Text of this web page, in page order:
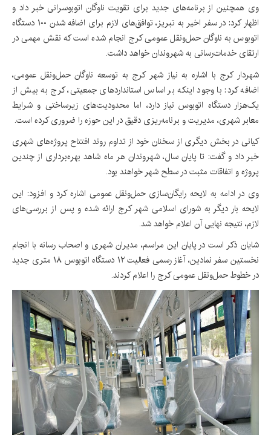
وی همچنین از برنامه‌های جدید برای تقویت ناوگان اتوبوسرانی خبر داد و
اظهار کرد: در سفر اخیر به تبریز، توافق‌های لازم برای اضافه شدن ۱۰۰ دستگاه
اتوبوس به ناوگان حمل‌ونقل عمومی کرج انجام شده است که نقش مهمی در
ارتقای خدمات‌رسانی به شهروندان خواهد داشت.
شهردار کرج با اشاره به نیاز شهر کرج به توسعه ناوگان حمل‌ونقل عمومی،
اضافه کرد: با وجود اینکه بر اساس استانداردهای جمعیتی، کرج به بیش از
یک‌هزار دستگاه اتوبوس نیاز دارد، اما محدودیت‌های زیرساختی و شرایط
معابر شهری، مدیریت و برنامه‌ریزی دقیق در این حوزه را ضروری کرده است.
کیانی در بخش دیگری از سخنان خود از تداوم روند افتتاح پروژه‌های شهری
خبر داد و گفت: تا پایان سال، شهروندان هر ماه شاهد بهره‌برداری از چندین
پروژه و اتفاقات مثبت در سطح شهر خواهند بود.
وی در ادامه به لایحه رایگان‌سازی حمل‌ونقل عمومی اشاره کرد و افزود: این
لایحه بار دیگر به شورای اسلامی شهر کرج ارائه شده و پس از بررسی‌های
لازم، نتیجه نهایی آن اعلام خواهد شد.
شایان ذکر است در پایان این مراسم، مدیران شهری و اصحاب رسانه با انجام
نخستین سفر نمادین، آغاز رسمی فعالیت ۱۲ دستگاه اتوبوس ۱۸ متری جدید
در خطوط حمل‌ونقل عمومی کرج را اعلام کردند.